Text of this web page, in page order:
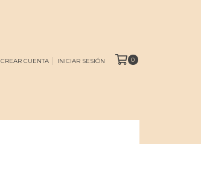
CREAR CUENTA INICIAR SESIÓN 0